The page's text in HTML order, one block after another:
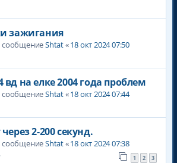
зажигания
сообщениеShtat«18 окт 2024 07:50
на елке 2004 года проблем
сообщениеShtat«18 окт 2024 07:44
2-200 секунд.
сообщениеShtat«18 окт 2024 07:38
1 2 3